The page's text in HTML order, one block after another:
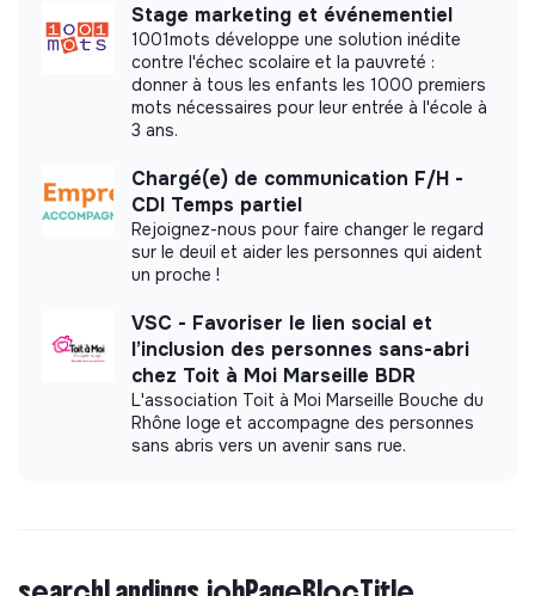
Stage marketing et événementiel
1001mots développe une solution inédite
contre l'échec scolaire et la pauvreté :
donner à tous les enfants les 1000 premiers
mots nécessaires pour leur entrée à l'école à
3 ans.
Chargé(e) de communication F/H -
CDI Temps partiel
Rejoignez-nous pour faire changer le regard
sur le deuil et aider les personnes qui aident
un proche !
VSC - Favoriser le lien social et
l’inclusion des personnes sans-abri
chez Toit à Moi Marseille BDR
L'association Toit à Moi Marseille Bouche du
Rhône loge et accompagne des personnes
sans abris vers un avenir sans rue.